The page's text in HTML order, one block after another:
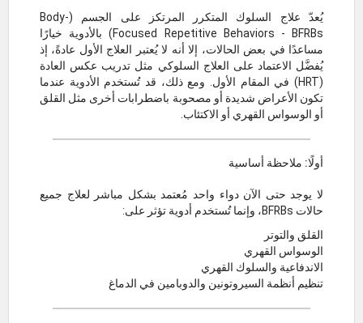
يُعدّ علاج السلوك المتكرر المرتكز على الجسم (Body-
Focused Repetitive Behaviors - BFRBs) بالأدوية خيارًا
مساعدًا في بعض الحالات، إلا أنه لا يُعتبر العلاج الأول عادةً، إذ
يُفضَّل الاعتماد على العلاج السلوكي مثل تدريب عكس العادة
(HRT) في المقام الأول. ومع ذلك، قد تُستخدم الأدوية عندما
تكون الأعراض شديدة أو مصحوبة باضطرابات أخرى مثل القلق
أو الوسواس القهري أو الاكتئاب.
أولًا: ملاحظة أساسية
لا يوجد حتى الآن دواء واحد مُعتمد بشكل مباشر لعلاج جميع
حالات BFRBs، وإنما تُستخدم أدوية تؤثر على:
القلق والتوتر
الوسواس القهري
الاندفاعية والسلوك القهري
تنظيم أنظمة السيروتونين والدوبامين في الدماغ